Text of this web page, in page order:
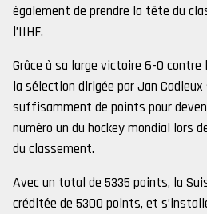
également de prendre la tête du
l’IIHF.
Grâce à sa large victoire 6-0
la sélection dirigée par Jan Cadieux
suffisamment de points pour
numéro un du hockey mondial lors
du classement.
Avec un total de 5335 points, la
créditée de 5300 points, et